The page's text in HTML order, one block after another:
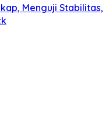
Menguji Stabilitas,